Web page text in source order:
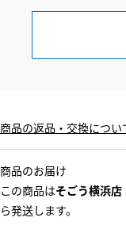
商品の返品・交換につい
商品のお届け
この商品はそごう横浜店
ら発送します。